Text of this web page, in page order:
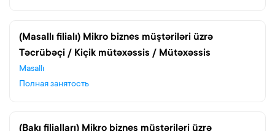
(Masallı filialı) Mikro biznes müştəriləri üzrə
Təcrübəçi / Kiçik mütəxəssis / Mütəxəssis
Masallı
Полная занятость
(Bakı filialları) Mikro biznes müştəriləri üzrə